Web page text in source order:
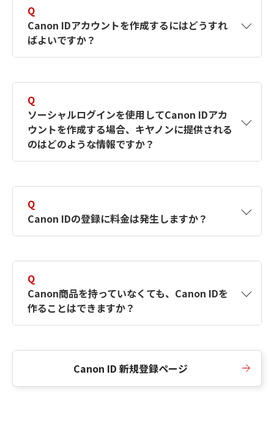
Q
Canon IDアカウントを作成するにはどうすれ
ばよいですか？
す。詳しい作成方法は【カメラ】Canon IDとは
何ですか？Canon IDの作成方法は？をご確認く
ださい。
Q
ソーシャルログインを使用してCanon IDアカ
ウントを作成する場合、キヤノンに提供される
のはどのような情報ですか？
択したサービスから取得します。アカウントを
簡単に作成できるように、この情報を使用して
Canon IDの登録フォームを入力します。
Q
Canon IDの登録に料金は発生しますか？
Q
Canon商品を持っていなくても、Canon IDを
作ることはできますか？
Canon ID 新規登録ページ